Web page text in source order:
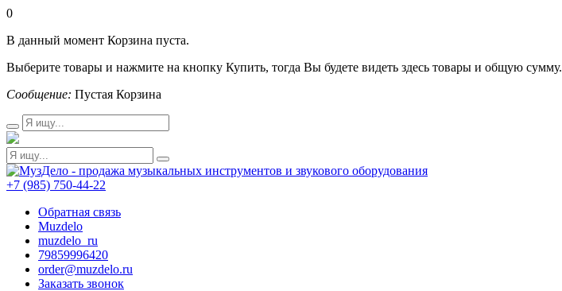
0
В данный момент Корзина пуста.
Выберите товары и нажмите на кнопку Купить, тогда Вы будете видеть здесь товары и общую сумму.
Сообщение: Пустая Корзина
+7 (985) 750-44-22
Обратная связь
Muzdelo
muzdelo_ru
79859996420
order@muzdelo.ru
Заказать звонок